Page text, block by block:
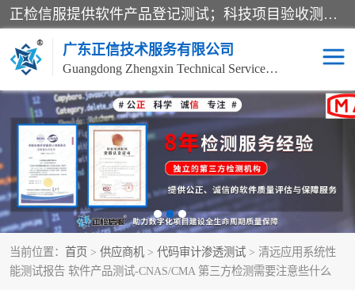
正检信服提供软件产品登记测试；科技项目验收测试；产品确认测试；功能测试；性能测试；安全测试；代码审计测试；漏洞扫描测试；渗透测试；风险评估测试；信息安全等级保护测评；双软认定；实验室建设质量体系建设；软件着作权、软件评测等服务。
广东正信技术服务有限公司
Guangdong Zhengxin Technical Service Co., Ltd
当前位置： 首页 > 供应商机 > 代码审计渗透测试 > 清远应用系统性
能测试报告 软件产品测试-CNAS/CMA 第三方检测需要注意些什么
电子政务验收测评 数字信息化验收测评
应用软件系统测试 信息系统漏洞扫描
科技成果鉴定测试 软件产品登记测试
信息安全风险评估 系统性能效率测试